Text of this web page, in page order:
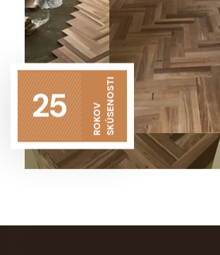
25 ROKOVSKÚSENOSTI